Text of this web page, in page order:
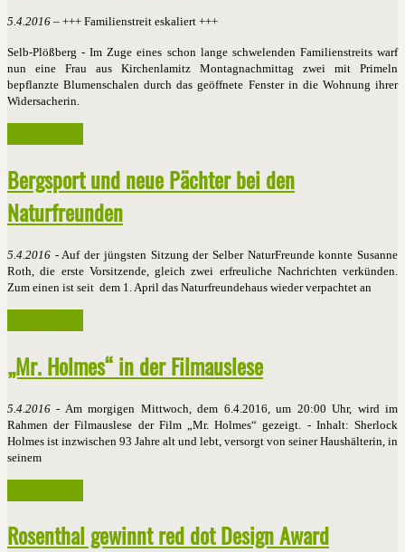
5.4.2016 – +++ Familienstreit eskaliert +++
Selb-Plößberg - Im Zuge eines schon lange schwelenden Familienstreits warf
nun eine Frau aus Kirchenlamitz Montagnachmittag zwei mit Primeln
bepflanzte Blumenschalen durch das geöffnete Fenster in die Wohnung ihrer
Widersacherin.
Bergsport und neue Pächter bei den
Naturfreunden
5.4.2016 - Auf der jüngsten Sitzung der Selber NaturFreunde konnte Susanne
Roth, die erste Vorsitzende, gleich zwei erfreuliche Nachrichten verkünden.
Zum einen ist seit dem 1. April das Naturfreundehaus wieder verpachtet an
„Mr. Holmes“ in der Filmauslese
5.4.2016 - Am morgigen Mittwoch, dem 6.4.2016, um 20:00 Uhr, wird im
Rahmen der Filmauslese der Film „Mr. Holmes“ gezeigt. - Inhalt: Sherlock
Holmes ist inzwischen 93 Jahre alt und lebt, versorgt von seiner Haushälterin, in
seinem
Rosenthal gewinnt red dot Design Award